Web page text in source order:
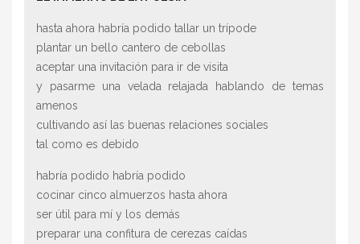
hasta ahora habría podido tallar un trípode
plantar un bello cantero de cebollas
aceptar una invitación para ir de visita
y pasarme una velada relajada hablando de temas
amenos
cultivando así las buenas relaciones sociales
tal como es debido
habría podido habría podido
cocinar cinco almuerzos hasta ahora
ser útil para mí y los demás
preparar una confitura de cerezas caídas